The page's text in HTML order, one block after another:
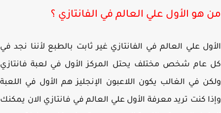
هو الأول علي العالم في الفانتازي ؟
علي العالم في الفانتازي غير ثابت بالطبع لأننا نجد في
عام شخص مختلف يحتل المركز الأول في لعبة فانتازي
في الغالب يكون اللاعبون الإنجليز هم الأول في اللعبة
كنت تريد معرفة الأول علي العالم في فانتازي الان يمكنك